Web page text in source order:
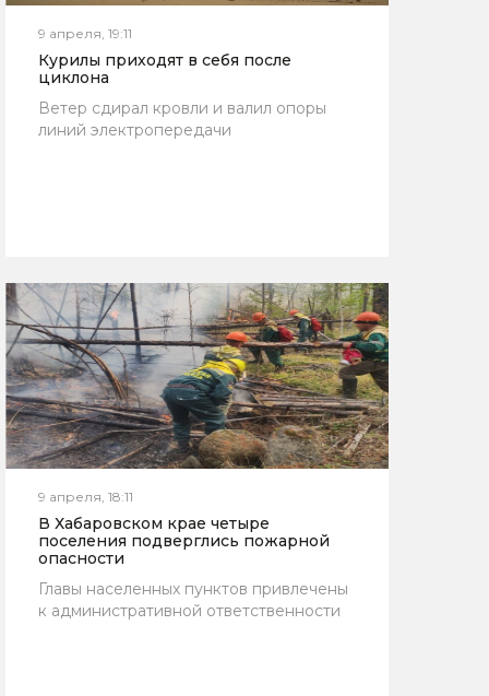
9 апреля, 19:11
Курилы приходят в себя после
циклона
Ветер сдирал кровли и валил опоры
линий электропередачи
9 апреля, 18:11
В Хабаровском крае четыре
поселения подверглись пожарной
опасности
Главы населенных пунктов привлечены
к административной ответственности